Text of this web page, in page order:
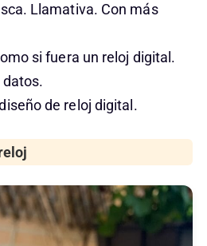
Llamativa. Con más
si fuera un reloj digital.
datos.
de reloj digital.